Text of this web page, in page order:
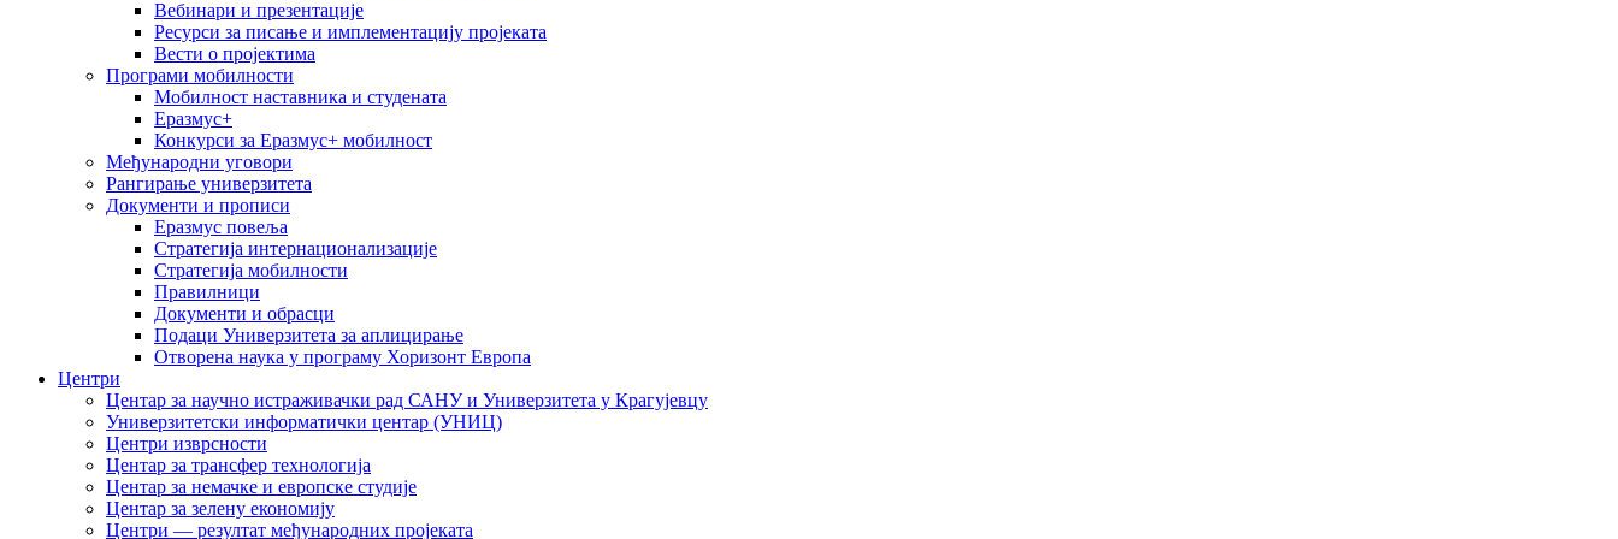
Вебинари и презентације
Ресурси за писање и имплементацију пројеката
Вести о пројектима
Програми мобилности
Мобилност наставника и студената
Еразмус+
Конкурси за Еразмус+ мобилност
Међународни уговори
Рангирање универзитета
Документи и прописи
Еразмус повеља
Стратегија интернационализације
Стратегија мобилности
Правилници
Документи и обрасци
Подаци Универзитета за аплицирање
Отворена наука у програму Хоризонт Европа
Центри
Центар за научно истраживачки рад САНУ и Универзитета у Крагујевцу
Универзитетски информатички центар (УНИЦ)
Центри изврсности
Центар за трансфер технологија
Центар за немачке и европске студије
Центар за зелену економију
Центри — резултат међународних пројеката